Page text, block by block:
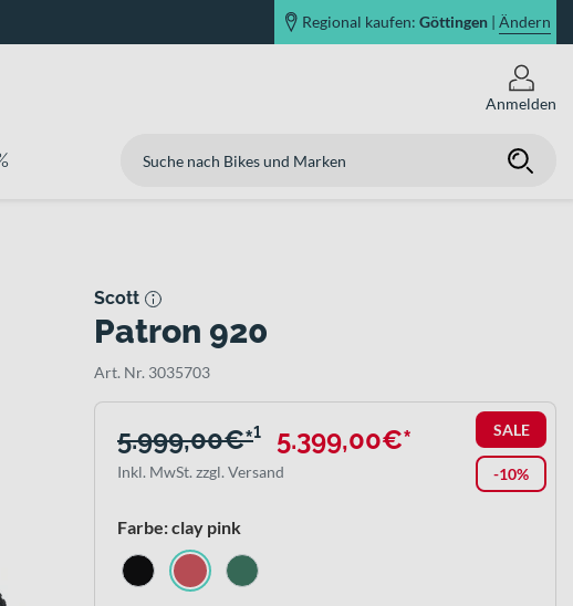
Regional kaufen: Göttingen | Ändern
Anmelden
Scott
Patron 920
Art. Nr. 3035703
SALE
-10%
5.999,00€*¹ 5.399,00€*
Inkl. MwSt. zzgl. Versand
Farbe: clay pink